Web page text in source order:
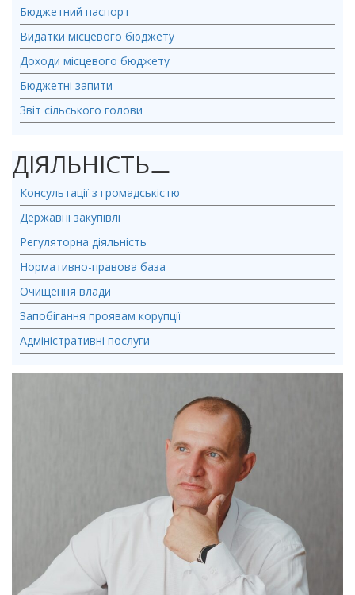
Бюджетний паспорт
Видатки місцевого бюджету
Доходи місцевого бюджету
Бюджетні запити
Звіт сільського голови
ДІЯЛЬНІСТЬ⚊
Консультації з громадськістю
Державні закупівлі
Регуляторна діяльність
Нормативно-правова база
Очищення влади
Запобігання проявам корупції
Адміністративні послуги